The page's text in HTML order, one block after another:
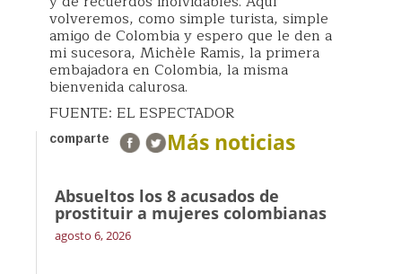
volveremos, como simple turista, simple
amigo de Colombia y espero que le den a
mi sucesora, Michèle Ramis, la primera
embajadora en Colombia, la misma
bienvenida calurosa.
FUENTE: EL ESPECTADOR
comparte Más noticias
Absueltos los 8 acusados de
prostituir a mujeres colombianas
agosto 6, 2026